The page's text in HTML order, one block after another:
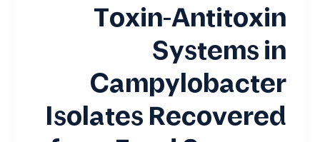
Toxin-Antitoxin
Systems in
Campylobacter
Isolates Recovered